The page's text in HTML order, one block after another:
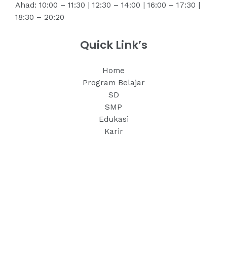
Ahad: 10:00 – 11:30 | 12:30 – 14:00 | 16:00 – 17:30 |
18:30 – 20:20
Quick Link’s
Home
Program Belajar
SD
SMP
Edukasi
Karir